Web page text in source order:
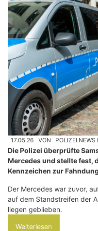
17.05.26 VON POLIZEI.NEWS
Die Polizei überprüfte
Mercedes und stellte fest,
Kennzeichen zur
Der Mercedes war zuvor,
auf dem Standstreifen der
liegen geblieben.
Weiterlesen